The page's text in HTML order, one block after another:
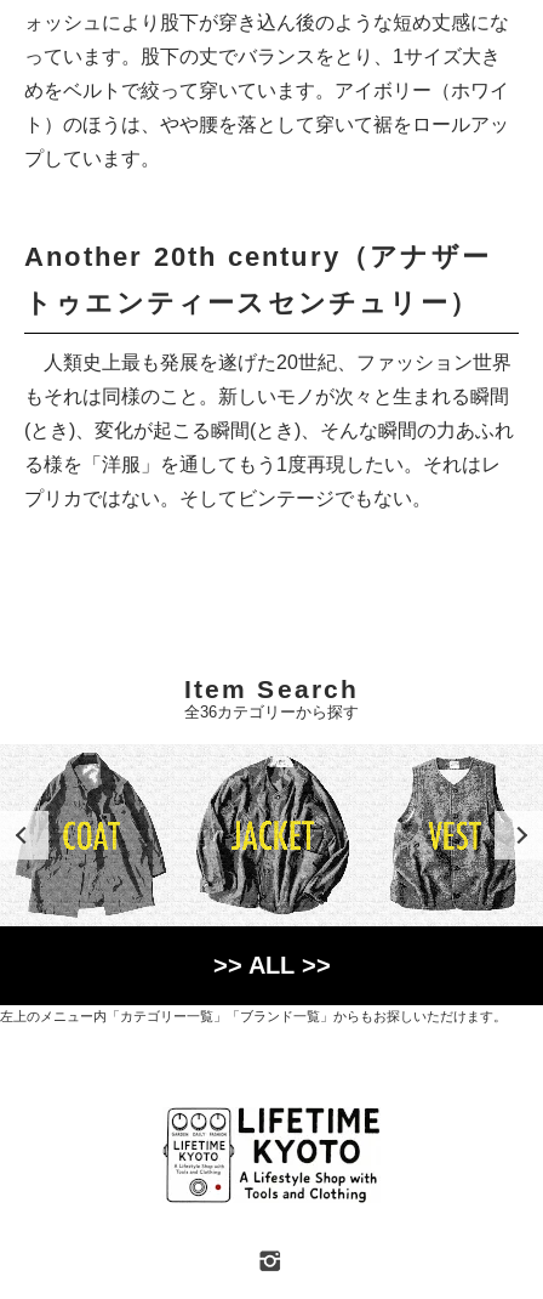
ォッシュにより股下が穿き込ん後のような短め丈感にな
っています。股下の丈でバランスをとり、1サイズ大き
めをベルトで絞って穿いています。アイボリー（ホワイ
ト）のほうは、やや腰を落として穿いて裾をロールアッ
プしています。
Another 20th century（アナザー
トゥエンティースセンチュリー）
人類史上最も発展を遂げた20世紀、ファッション世界
もそれは同様のこと。新しいモノが次々と生まれる瞬間
(とき)、変化が起こる瞬間(とき)、そんな瞬間の力あふれ
る様を「洋服」を通してもう1度再現したい。それはレ
プリカではない。そしてビンテージでもない。
Item Search
全36カテゴリーから探す
>> ALL >>
左上のメニュー内「カテゴリー一覧」「ブランド一覧」からもお探しいただけます。
オリジナルを含むファッションアイテムが中心の
京都・紫野にあるライフスタイルショップです。
京都府京都市北区紫野上築山町21（1階と2階）
定休日 / 水・日曜